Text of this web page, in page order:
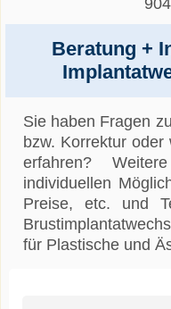
Beratung +
Sie haben Fragen
bzw. Korrektur
erfahren?
individuellen
Preise, etc. und
für Plastische und